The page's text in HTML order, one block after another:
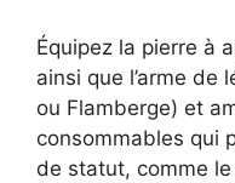
Équipez la pierre à
ainsi que l’arme de
ou Flamberge) et
consommables qui
de statut, comme